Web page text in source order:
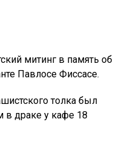
митинг в память об
Павлосе Фиссасе.
толка был
в драке у кафе 18